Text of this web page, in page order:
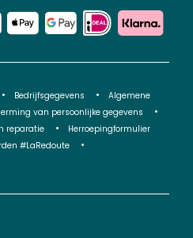
Bedrijfsgegevens
Algemene
van persoonlijke gegevens
reparatie
Herroepingformulier
#LaRedoute